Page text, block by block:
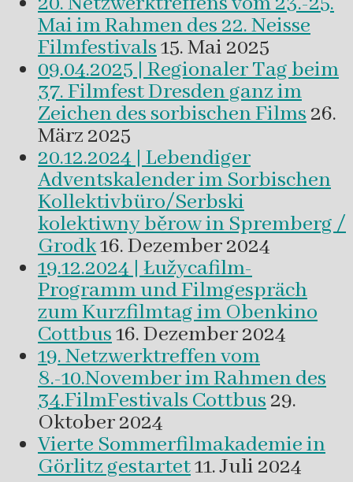
Mai im Rahmen des 22. Neisse
Filmfestivals15. Mai 2025
09.04.2025 | Regionaler Tag beim
37. Filmfest Dresden ganz im
Zeichen des sorbischen Films26.
März 2025
20.12.2024 | Lebendiger
Adventskalender im Sorbischen
Kollektivbüro/Serbski
kolektiwny běrow in Spremberg /
Grodk16. Dezember 2024
19.12.2024 | Łužycafilm-
Programm und Filmgespräch
zum Kurzfilmtag im Obenkino
Cottbus16. Dezember 2024
19. Netzwerktreffen vom
8.-10.November im Rahmen des
34.FilmFestivals Cottbus29.
Oktober 2024
Vierte Sommerfilmakademie in
Görlitz gestartet11. Juli 2024